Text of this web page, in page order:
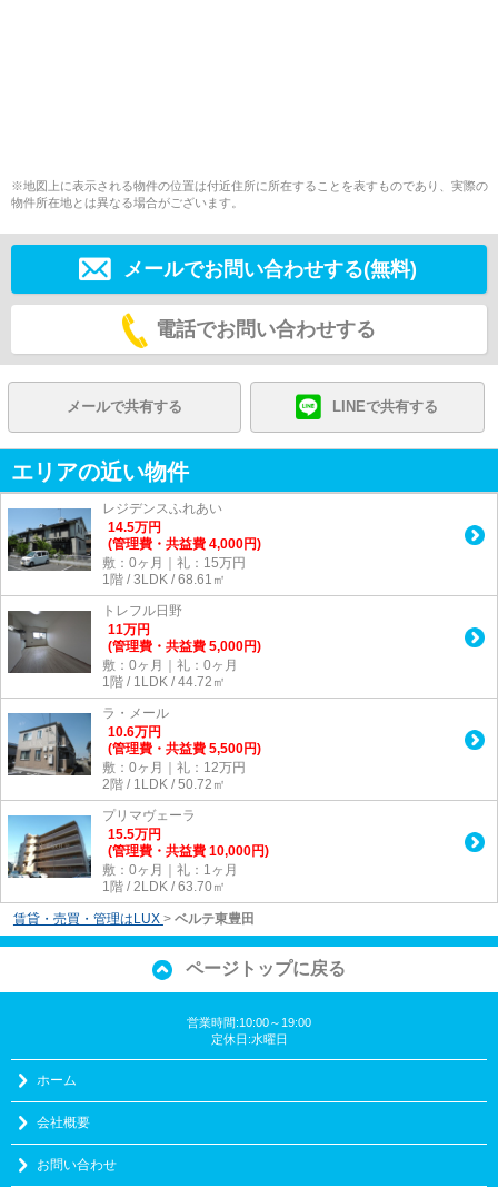
※地図上に表示される物件の位置は付近住所に所在することを表すものであり、実際の
物件所在地とは異なる場合がございます。
メールでお問い合わせする(無料)
電話でお問い合わせする
メールで共有する LINEで共有する
エリアの近い物件
レジデンスふれあい
14.5万円
(管理費・共益費 4,000円)
敷：0ヶ月｜礼：15万円
1階 / 3LDK / 68.61㎡
トレフル日野
11万円
(管理費・共益費 5,000円)
敷：0ヶ月｜礼：0ヶ月
1階 / 1LDK / 44.72㎡
ラ・メール
10.6万円
(管理費・共益費 5,500円)
敷：0ヶ月｜礼：12万円
2階 / 1LDK / 50.72㎡
プリマヴェーラ
15.5万円
(管理費・共益費 10,000円)
敷：0ヶ月｜礼：1ヶ月
1階 / 2LDK / 63.70㎡
賃貸・売買・管理はLUX > ベルテ東豊田
ページトップに戻る
営業時間:10:00～19:00
定休日:水曜日
ホーム
会社概要
お問い合わせ